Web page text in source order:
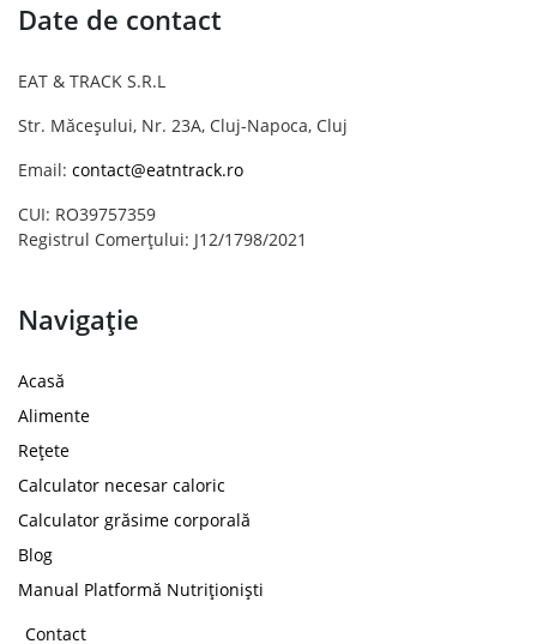
Date de contact
EAT & TRACK S.R.L
Str. Măceșului, Nr. 23A, Cluj-Napoca, Cluj
Email: contact@eatntrack.ro
CUI: RO39757359
Registrul Comerțului: J12/1798/2021
Navigație
Acasă
Alimente
Rețete
Calculator necesar caloric
Calculator grăsime corporală
Blog
Manual Platformă Nutriționiști
Contact